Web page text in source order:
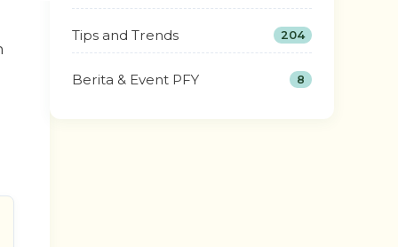
Tips and Trends 204
Berita & Event PFY 8